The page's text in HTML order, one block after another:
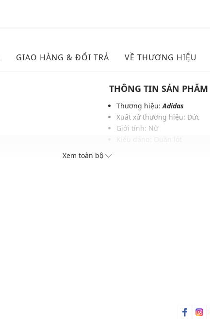
GIAO HÀNG & ĐỔI TRẢ VỀ THƯƠNG HIỆU
THÔNG TIN SẢN PHẨM
Thương hiệu:Adidas
Xuất xứ thương hiệu: Đức
Giới tính: Nữ
Xem toàn bộ